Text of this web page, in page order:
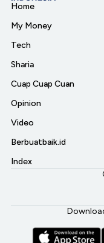
Home
My Money
Tech
Sharia
Cuap Cuap Cuan
Opinion
Video
Berbuatbaik.id
Index